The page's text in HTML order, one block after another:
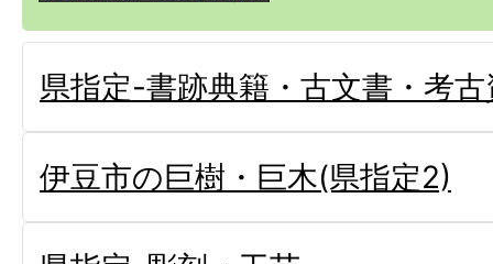
県指定-書跡典籍・古文書・考
伊豆市の巨樹・巨木(県指定2)